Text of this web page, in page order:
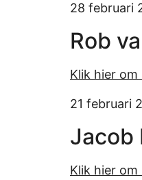
28 februari
Rob
Klik hier
21 februari
Jacob
Klik hier